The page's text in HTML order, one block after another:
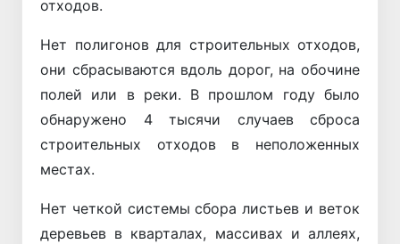
отходов.
Нет полигонов для строительных отходов,
они сбрасываются вдоль дорог, на обочине
полей или в реки. В прошлом году было
обнаружено 4 тысячи случаев сброса
строительных отходов в неположенных
местах.
Нет четкой системы сбора листьев и веток
деревьев в кварталах, массивах и аллеях,